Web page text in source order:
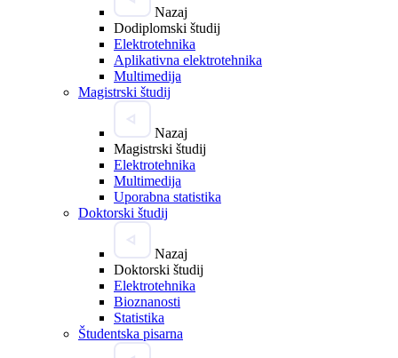
Nazaj
Dodiplomski študij
Elektrotehnika
Aplikativna elektrotehnika
Multimedija
Magistrski študij
Nazaj
Magistrski študij
Elektrotehnika
Multimedija
Uporabna statistika
Doktorski študij
Nazaj
Doktorski študij
Elektrotehnika
Bioznanosti
Statistika
Študentska pisarna